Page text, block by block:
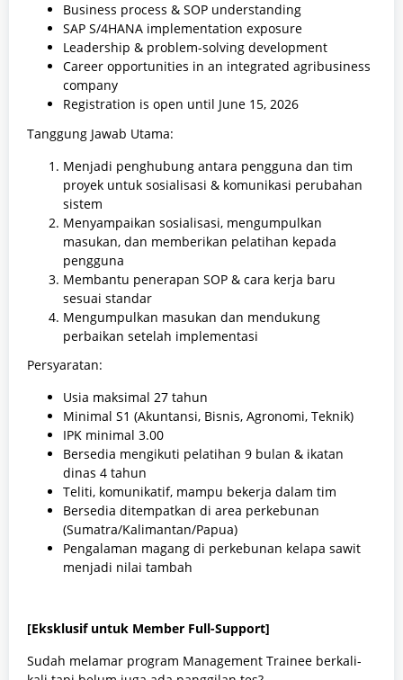
Business process & SOP understanding
SAP S/4HANA implementation exposure
Leadership & problem-solving development
Career opportunities in an integrated agribusiness
company
Registration is open until June 15, 2026
Tanggung Jawab Utama:
Menjadi penghubung antara pengguna dan tim
proyek untuk sosialisasi & komunikasi perubahan
sistem
Menyampaikan sosialisasi, mengumpulkan
masukan, dan memberikan pelatihan kepada
pengguna
Membantu penerapan SOP & cara kerja baru
sesuai standar
Mengumpulkan masukan dan mendukung
perbaikan setelah implementasi
Persyaratan:
Usia maksimal 27 tahun
Minimal S1 (Akuntansi, Bisnis, Agronomi, Teknik)
IPK minimal 3.00
Bersedia mengikuti pelatihan 9 bulan & ikatan
dinas 4 tahun
Teliti, komunikatif, mampu bekerja dalam tim
Bersedia ditempatkan di area perkebunan
(Sumatra/Kalimantan/Papua)
Pengalaman magang di perkebunan kelapa sawit
menjadi nilai tambah
[Eksklusif untuk Member Full-Support]
Sudah melamar program Management Trainee berkali-